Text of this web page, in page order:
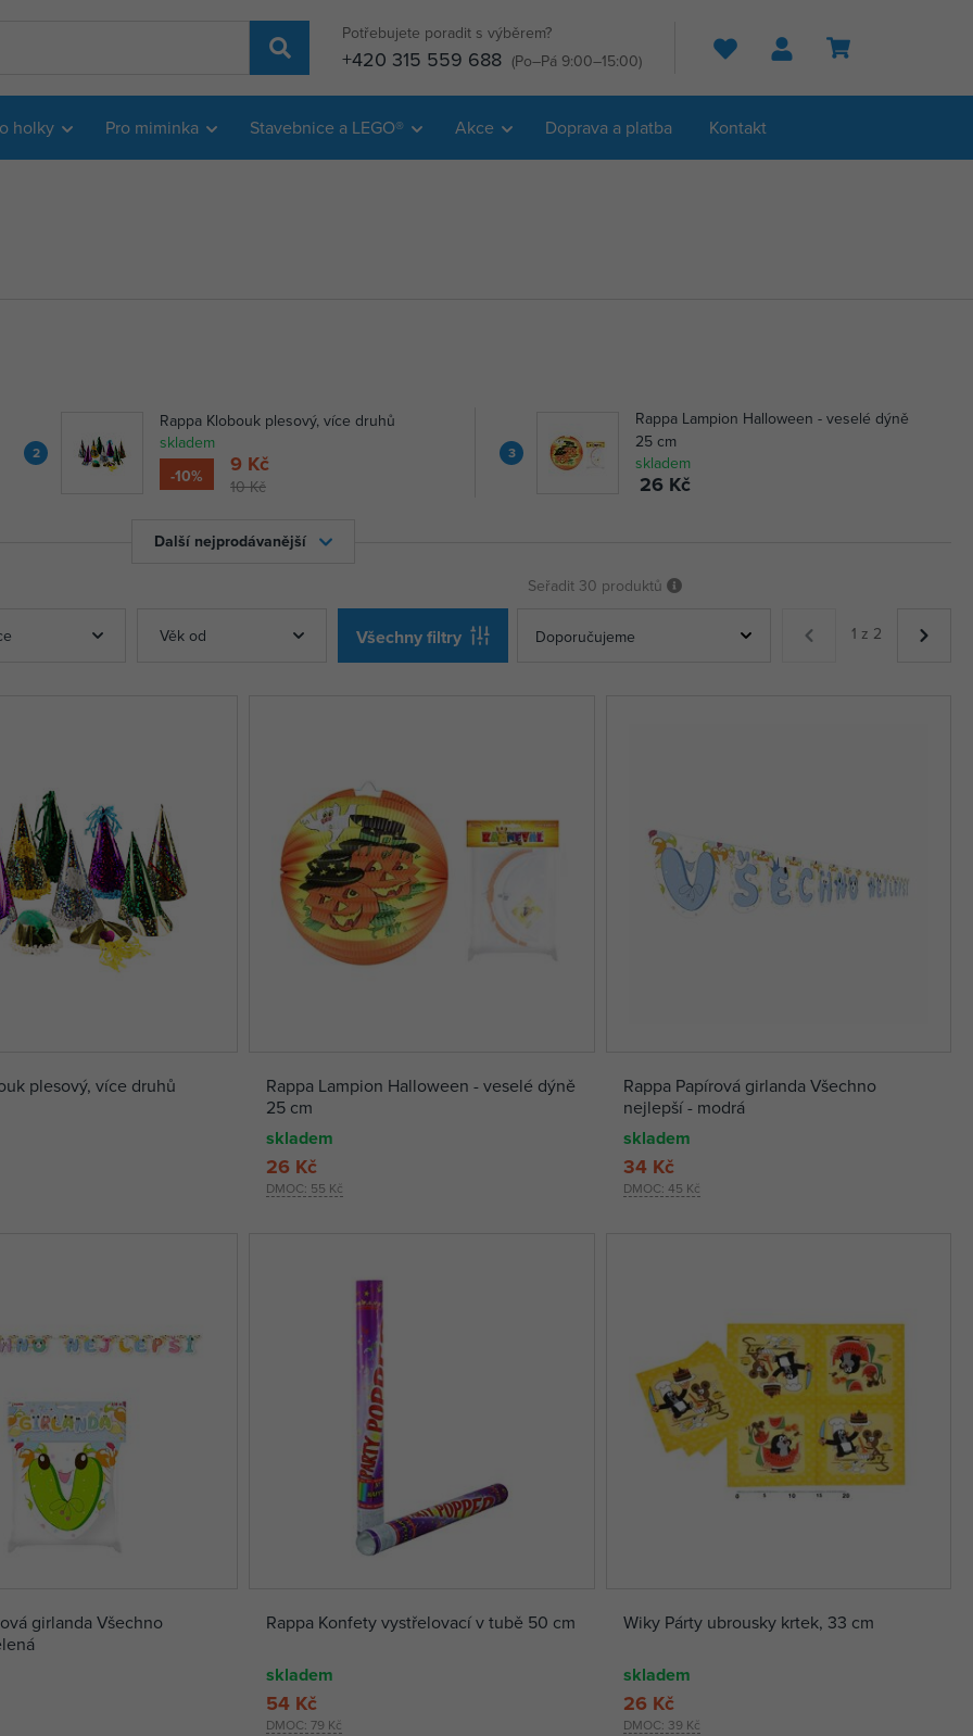
Potřebujete poradit s výběrem?
+420 315 559 688 (Po–Pá 9:00–15:00) Hledat
holky Pro miminka Stavebnice a LEGO® Akce Doprava a platba Kontakt
2
Rappa Klobouk plesový, více druhů
skladem
-10%
10 Kč
9 Kč 3
Rappa Lampion Halloween - veselé dýně
25 cm
skladem
26 Kč
Další nejprodávanější
Věk od Všechny filtry
Seřadit 30 produktů
1 z 2
plesový, více druhů
Rappa Lampion Halloween - veselé dýně
25 cm
skladem
DMOC: 55 Kč
26 Kč
Rappa Papírová girlanda Všechno
nejlepší - modrá
skladem
DMOC: 45 Kč
34 Kč
girlanda Všechno
Rappa Konfety vystřelovací v tubě 50 cm
skladem
DMOC: 79 Kč
54 Kč
Wiky Párty ubrousky krtek, 33 cm
skladem
DMOC: 39 Kč
26 Kč